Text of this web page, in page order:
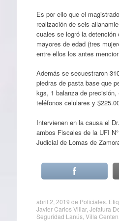
Es por ello que el
realización de seis
cuales se logró la detención
mayores de edad (tres
entre ellos los antes
Además se secuestraron
piedras de pasta base que
kgs, 1 balanza de
teléfonos celulares y
Intervienen en la causa el
ambos Fiscales de la UFI
Judicial de Lomas de
abril 2, 2019 de Policiales.
Javier Carlos Villar, Jefatura
Seguridad Lanús, Villa